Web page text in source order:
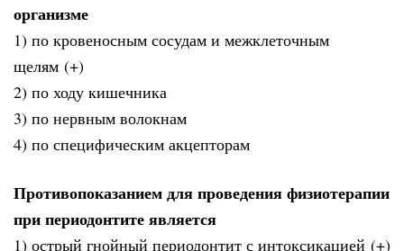
организме
1) по кровеносным сосудам и межклеточным
щелям (+)
2) по ходу кишечника
3) по нервным волокнам
4) по специфическим акцепторам
Противопоказанием для проведения физиотерапии
при периодонтите является
1) острый гнойный периодонтит с интоксикацией (+)